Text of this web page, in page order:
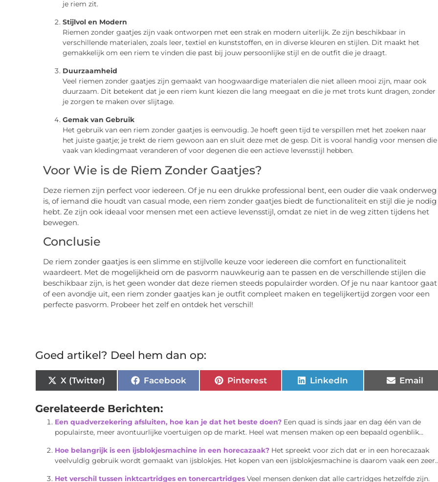
je riem zit.
Stijlvol en Modern
Riemen zonder gaatjes zijn vaak ontworpen met een strak en modern uiterlijk. Ze zijn beschikbaar in
verschillende materialen, zoals leer, textiel en kunststoffen, en in diverse kleuren en stijlen. Dit maakt het
gemakkelijk om een riem te vinden die past bij jouw persoonlijke stijl en de outfit die je draagt.
Duurzaamheid
Veel riemen zonder gaatjes zijn gemaakt van hoogwaardige materialen die niet alleen mooi zijn, maar ook
duurzaam. Dit betekent dat je een riem kunt kiezen die lang meegaat en die je met trots kunt dragen, zonder
je zorgen te maken over slijtage.
Gemak van Gebruik
Het gebruik van een riem zonder gaatjes is eenvoudig. Je hoeft geen tijd te verspillen met het zoeken naar
het juiste gaatje; je trekt de riem gewoon aan en sluit deze met de gesp. Dit is vooral handig voor mensen die
vaak van kledingmaat veranderen of voor degenen die een actieve levensstijl hebben.
Voor Wie is de Riem Zonder Gaatjes?
Deze riemen zijn perfect voor iedereen. Of je nu een drukke professional bent, een ouder die vaak onderweg
is, of iemand die houdt van casual mode, een riem zonder gaatjes biedt de functionaliteit en stijl die je nodig
hebt. Ze zijn ook ideaal voor mensen met een actieve levensstijl, omdat ze niet in de weg zitten tijdens het
bewegen.
Conclusie
De riem zonder gaatjes is een slimme en stijlvolle keuze voor iedereen die comfort en functionaliteit
waardeert. Met de mogelijkheid om de pasvorm nauwkeurig aan te passen en de verschillende stijlen die
beschikbaar zijn, is het geen wonder dat deze riemen steeds populairder worden. Of je nu naar kantoor gaat
of een avondje uit, een riem zonder gaatjes kan je outfit compleet maken en tegelijkertijd zorgen voor een
perfecte pasvorm. Probeer het zelf en ontdek het verschil!
Goed artikel? Deel hem dan op:
X (Twitter) Facebook Pinterest LinkedIn Email
Gerelateerde Berichten:
Een quadverzekering afsluiten, hoe kan je dat het beste doen? Een quad is sinds jaar en dag één van de
populairste, meer avontuurlijke voertuigen op de markt. Heel wat mensen maken op een bepaald ogenblik...
Hoe belangrijk is een ijsblokjesmachine in een horecazaak? Het spreekt voor zich dat er in een horecazaak
veelvuldig gebruik wordt gemaakt van ijsblokjes. Het kopen van een ijsblokjesmachine is daarom vaak een
Het verschil tussen inktcartridges en tonercartridges Veel mensen denken dat alle cartridges hetzelfde zijn.